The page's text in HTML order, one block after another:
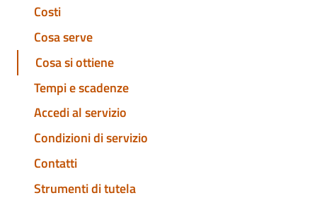
Costi
Cosa serve
Cosa si ottiene
Tempi e scadenze
Accedi al servizio
Condizioni di servizio
Contatti
Strumenti di tutela